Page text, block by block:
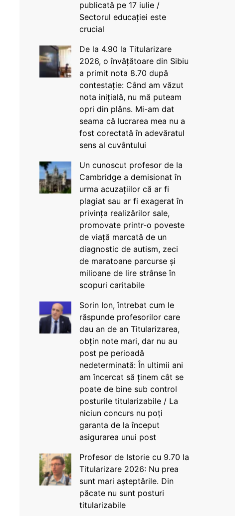
publicată pe 17 iulie /
Sectorul educației este
crucial
De la 4.90 la Titularizare
2026, o învățătoare din Sibiu
a primit nota 8.70 după
contestație: Când am văzut
nota inițială, nu mă puteam
opri din plâns. Mi-am dat
seama că lucrarea mea nu a
fost corectată în adevăratul
sens al cuvântului
Un cunoscut profesor de la
Cambridge a demisionat în
urma acuzațiilor că ar fi
plagiat sau ar fi exagerat în
privința realizărilor sale,
promovate printr-o poveste
de viață marcată de un
diagnostic de autism, zeci
de maratoane parcurse și
milioane de lire strânse în
scopuri caritabile
Sorin Ion, întrebat cum le
răspunde profesorilor care
dau an de an Titularizarea,
obțin note mari, dar nu au
post pe perioadă
nedeterminată: În ultimii ani
am încercat să ținem cât se
poate de bine sub control
posturile titularizabile / La
niciun concurs nu poți
garanta de la început
asigurarea unui post
Profesor de Istorie cu 9.70 la
Titularizare 2026: Nu prea
sunt mari așteptările. Din
păcate nu sunt posturi
titularizabile